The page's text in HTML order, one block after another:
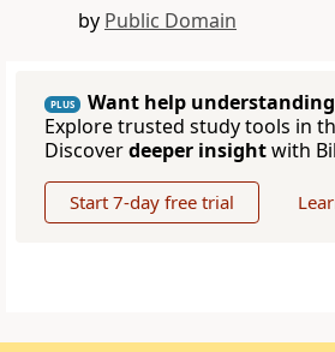
by Public Domain
PLUS
Want help
Explore trusted study tools in
Discoverdeeper insightwith
Start 7-day free trial